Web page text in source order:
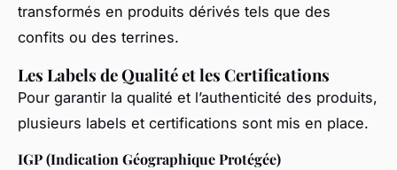
transformés en produits dérivés tels que des
confits ou des terrines.
Les Labels de Qualité et les Certifications
Pour garantir la qualité et l’authenticité des produits,
plusieurs labels et certifications sont mis en place.
IGP (Indication Géographique Protégée)